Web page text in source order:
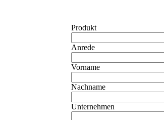
Produkt
Anrede
Vorname
Nachname
Unternehmen